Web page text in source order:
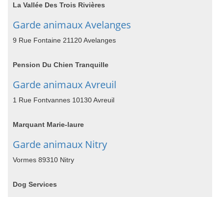
La Vallée Des Trois Rivières
Garde animaux Avelanges
9 Rue Fontaine 21120 Avelanges
Pension Du Chien Tranquille
Garde animaux Avreuil
1 Rue Fontvannes 10130 Avreuil
Marquant Marie-laure
Garde animaux Nitry
Vormes 89310 Nitry
Dog Services